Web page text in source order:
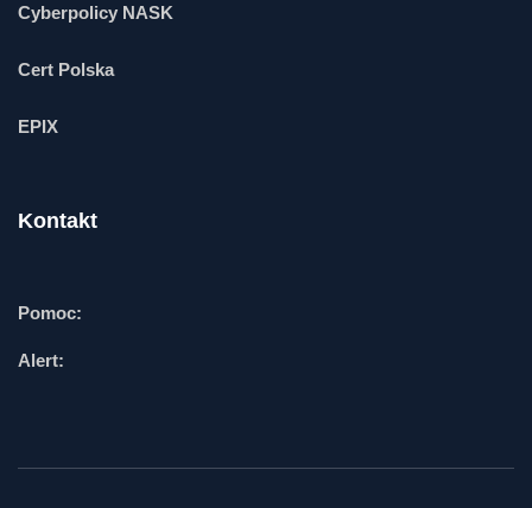
Cyberpolicy NASK
Cert Polska
EPIX
Kontakt
Pomoc:
Alert: